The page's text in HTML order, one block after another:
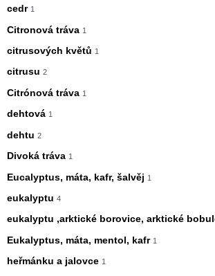
cedr 1
Citronová tráva 1
citrusových květů 1
citrusu 2
Citrónová tráva 1
dehtová 1
dehtu 2
Divoká tráva 1
Eucalyptus, máta, kafr, šalvěj 1
eukalyptu 4
eukalyptu ,arktické borovice, arktické
Eukalyptus, máta, mentol, kafr 1
heřmánku a jalovce 1